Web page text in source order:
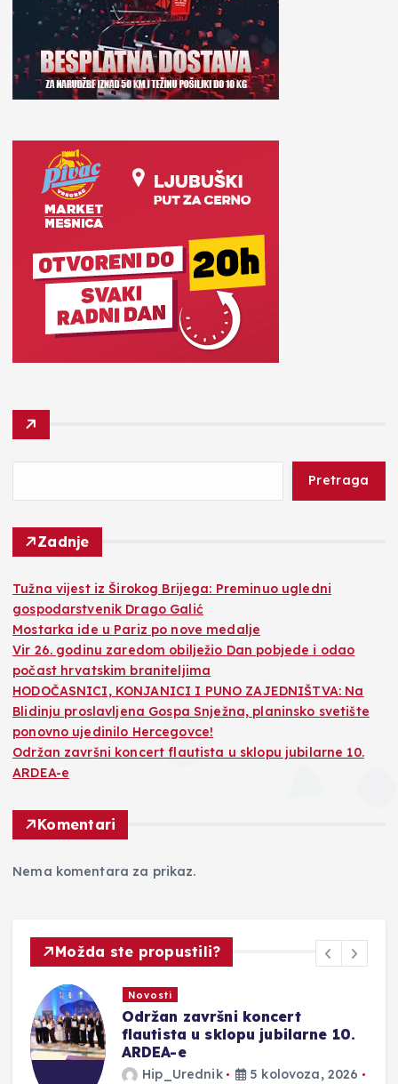
Pretraga
Zadnje
Tužna vijest iz Širokog Brijega: Preminuo ugledni
gospodarstvenik Drago Galić
Mostarka ide u Pariz po nove medalje
Vir 26. godinu zaredom obilježio Dan pobjede i odao
počast hrvatskim braniteljima
HODOČASNICI, KONJANICI I PUNO ZAJEDNIŠTVA: Na
Blidinju proslavljena Gospa Snježna, planinsko svetište
ponovno ujedinilo Hercegovce!
Održan završni koncert flautista u sklopu jubilarne 10.
ARDEA-e
Komentari
Nema komentara za prikaz.
Možda ste propustili?
Novosti
Održan završni koncert
flautista u sklopu jubilarne 10.
ARDEA-e
Hip_Urednik 5 kolovoza, 2026